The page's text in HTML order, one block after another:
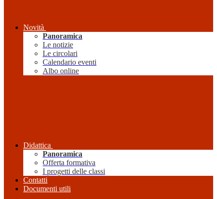
Novità
Panoramica
Le notizie
Le circolari
Calendario eventi
Albo online
Didattica
Panoramica
Offerta formativa
I progetti delle classi
Contatti
Documenti utili